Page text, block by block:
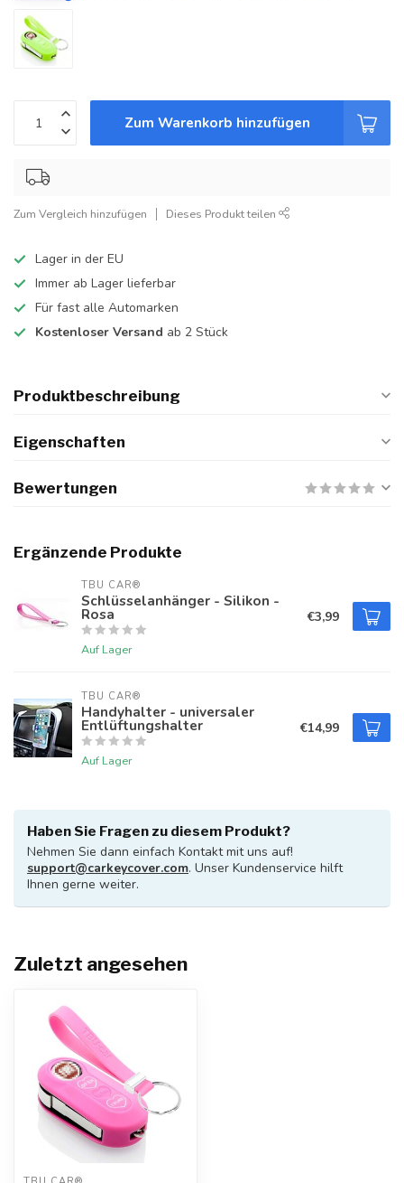
Zum Warenkorb hinzufügen
Zum Vergleich hinzufügen Dieses Produkt teilen
Lager in der EU
Immer ab Lager lieferbar
Für fast alle Automarken
Kostenloser Versand ab 2 Stück
Produktbeschreibung
Eigenschaften
Bewertungen
Ergänzende Produkte
TBU CAR®
Schlüsselanhänger - Silikon -
Rosa
Auf Lager
€3,99
TBU CAR®
Handyhalter - universaler
Entlüftungshalter
Auf Lager
€14,99
Haben Sie Fragen zu diesem Produkt?
Nehmen Sie dann einfach Kontakt mit uns auf!
support@carkeycover.com. Unser Kundenservice hilft
Ihnen gerne weiter.
Zuletzt angesehen